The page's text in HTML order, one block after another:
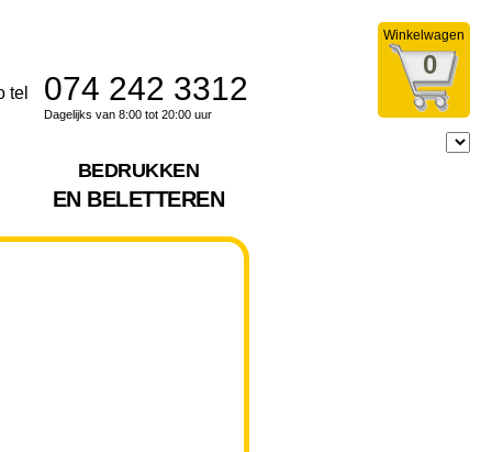
Winkelwagen
0
074 242 3312
Dagelijks van 8:00 tot 20:00 uur
BEDRUKKEN
EN BELETTEREN